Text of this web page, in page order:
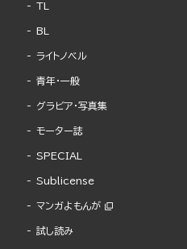
TL
BL
ライトノベル
青年・一般
グラビア・写真集
モーター誌
SPECIAL
Sublicense
マンガよもんが
試し読み